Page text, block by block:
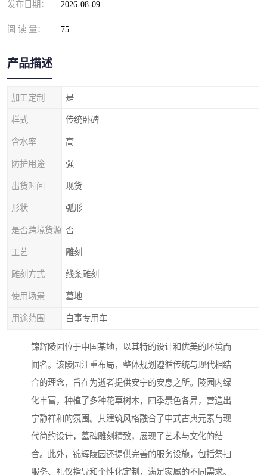
发布日期： 2026-08-09
阅 读 量： 75
产品描述
加工定制 是
样式 传统卧碑
含水率 高
防护用途 强
出货时间 现货
形状 弧形
是否跨境货源 否
工艺 雕刻
雕刻方式 线条雕刻
使用场景 墓地
用途范围 白事专用车
锦辉陵园位于中国某地，以其特的设计和优美的环境而
闻名。该陵园注重布局，整体规划遵循传统与现代相结
合的理念，旨在为逝者提供安宁的安息之所。陵园内绿
化丰富，种植了多种花草树木，四季景色各异，营造出
宁静祥和的氛围。其建筑风格融合了中式古典元素与现
代简约设计，墓碑雕刻精致，展现了艺术与文化的结
合。此外，锦辉陵园还提供完善的服务设施，包括祭扫
服务、礼仪指导和个性化定制，满足家属的不同需求。